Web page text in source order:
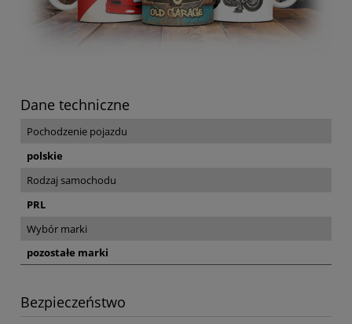
Dane techniczne
Pochodzenie pojazdu
polskie
Rodzaj samochodu
PRL
Wybór marki
pozostałe marki
Bezpieczeństwo